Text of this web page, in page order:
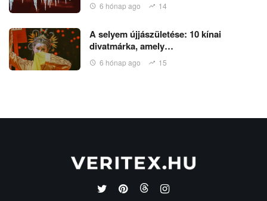
6 hónap ago 14
A selyem újjászületése: 10 kínai
divatmárka, amely…
6 hónap ago 15